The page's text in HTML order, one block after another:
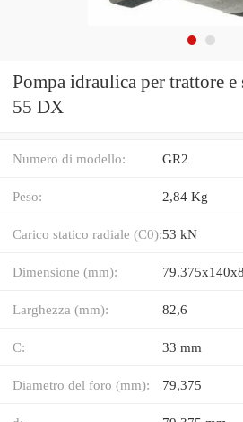
Pompa idraulica per trattore e
55 DX
Numero di modello: GR2
Peso: 2,84 Kg
Carico statico radiale (C0):53 kN
Dimensione (mm):
Larghezza (mm): 82,6
C: 33 mm
Diametro del foro (mm): 79,375